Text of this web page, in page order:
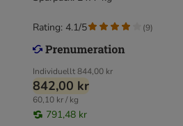
Individuellt844,00 kr
842,00 kr
60,10 kr / kg
791,48 kr
Rating: 4.1/5 (9)